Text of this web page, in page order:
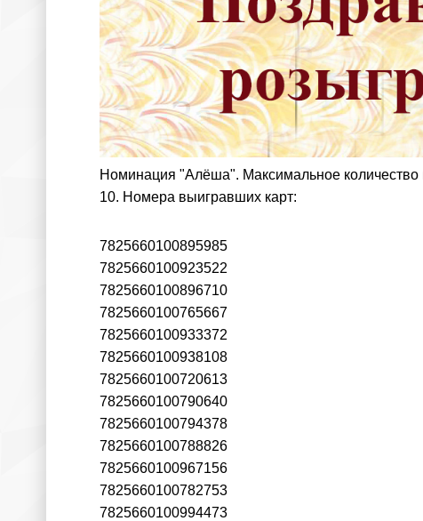
Номинация "Алёша". Максимальное количество
10. Номера выигравших карт:
7825660100895985
7825660100923522
7825660100896710
7825660100765667
7825660100933372
7825660100938108
7825660100720613
7825660100790640
7825660100794378
7825660100788826
7825660100967156
7825660100782753
7825660100994473